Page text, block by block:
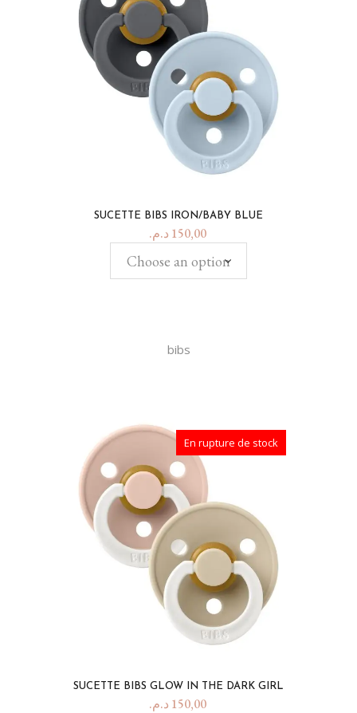
SUCETTE BIBS IRON/BABY BLUE
150,00 د.م.
Choose an option
bibs
En rupture de stock
SUCETTE BIBS GLOW IN THE DARK GIRL
150,00 د.م.